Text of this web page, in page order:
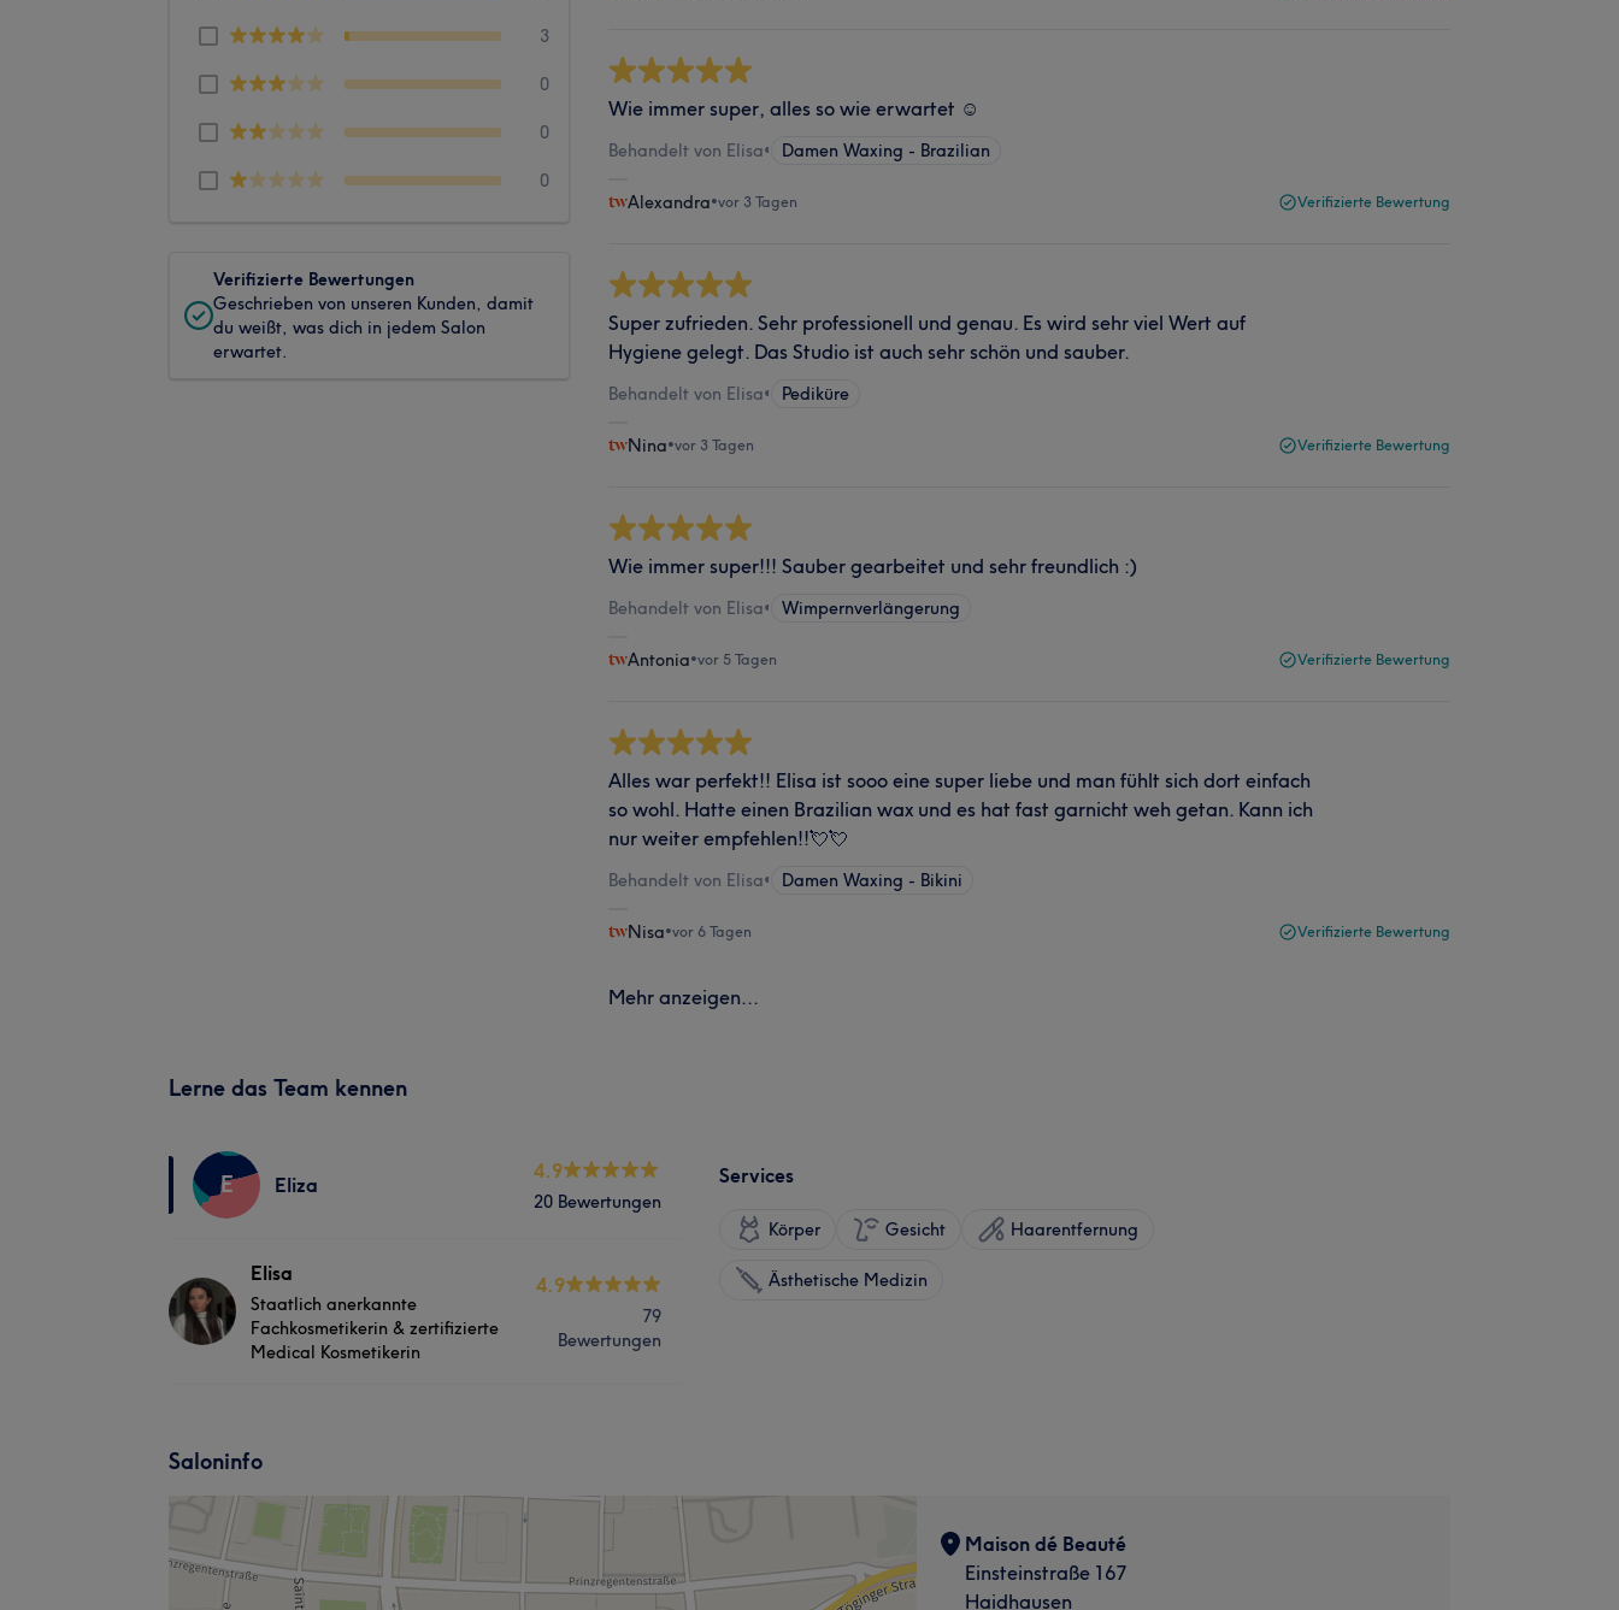
3
0
0
0
Verifizierte Bewertungen
Geschrieben von unseren Kunden, damit
du weißt, was dich in jedem Salon
erwartet.
Wie immer super, alles so wie erwartet ☺️
Behandelt von Elisa• Damen Waxing - Brazilian
Alexandra•vor 3 Tagen Verifizierte Bewertung
Super zufrieden. Sehr professionell und genau. Es wird sehr viel Wert auf
Hygiene gelegt. Das Studio ist auch sehr schön und sauber.
Behandelt von Elisa• Pediküre
Nina•vor 3 Tagen Verifizierte Bewertung
Wie immer super!!! Sauber gearbeitet und sehr freundlich :)
Behandelt von Elisa• Wimpernverlängerung
Antonia•vor 5 Tagen Verifizierte Bewertung
Alles war perfekt!! Elisa ist sooo eine super liebe und man fühlt sich dort einfach
so wohl. Hatte einen Brazilian wax und es hat fast garnicht weh getan. Kann ich
nur weiter empfehlen!!💘💘
Behandelt von Elisa• Damen Waxing - Bikini
Nisa•vor 6 Tagen Verifizierte Bewertung
Mehr anzeigen...
Lerne das Team kennen
E Eliza
4.9
20 Bewertungen
Elisa
Staatlich anerkannte
Fachkosmetikerin & zertifizierte
Medical Kosmetikerin
4.9
79
Bewertungen
Services
Körper Gesicht Haarentfernung
Ästhetische Medizin
Saloninfo
Maison dé Beauté
Einsteinstraße 167
Haidhausen